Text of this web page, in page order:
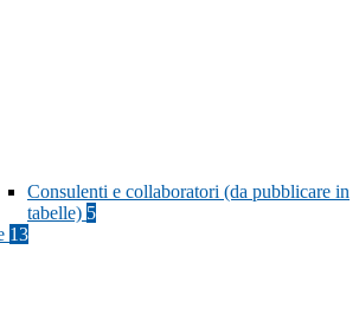
Consulenti e collaboratori (da pubblicare in
tabelle) 5
13